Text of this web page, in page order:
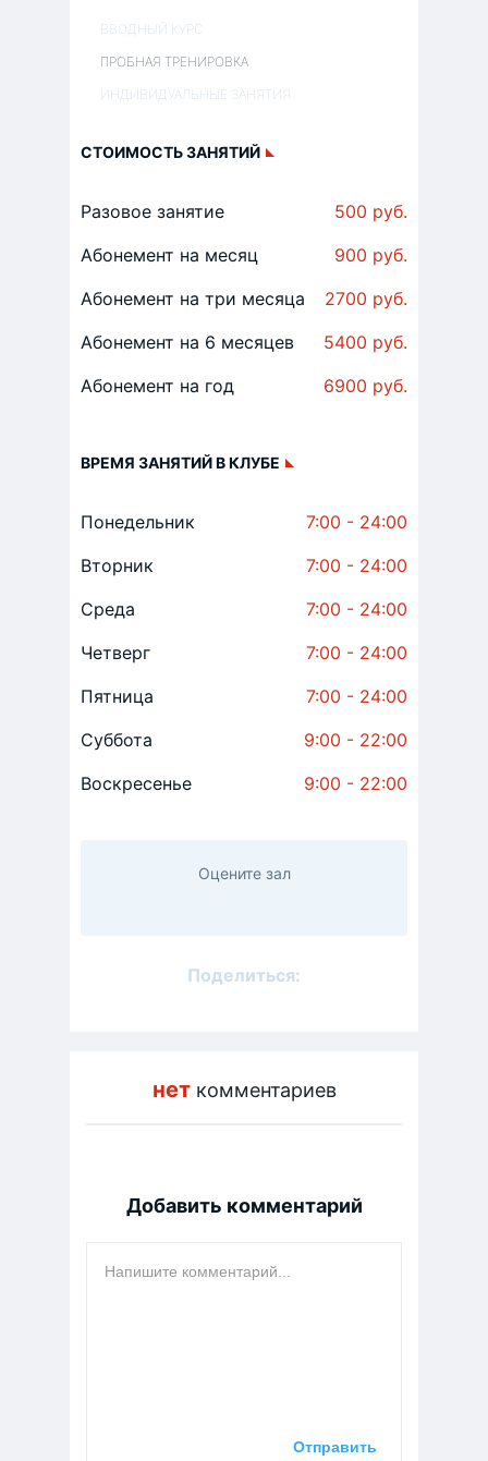
ВВОДНЫЙ КУРС
ПРОБНАЯ ТРЕНИРОВКА
ИНДИВИДУАЛЬНЫЕ ЗАНЯТИЯ
СТОИМОСТЬ ЗАНЯТИЙ
Разовое занятие
500 руб.
Абонемент на месяц
900 руб.
Абонемент на три месяца
2700 руб.
Абонемент на 6 месяцев
5400 руб.
Абонемент на год
6900 руб.
ВРЕМЯ ЗАНЯТИЙ В КЛУБЕ
Понедельник
7:00 - 24:00
Вторник
7:00 - 24:00
Среда
7:00 - 24:00
Четверг
7:00 - 24:00
Пятница
7:00 - 24:00
Суббота
9:00 - 22:00
Воскресенье
9:00 - 22:00
Оцените зал
Поделиться:
неткомментариев
Добавить комментарий